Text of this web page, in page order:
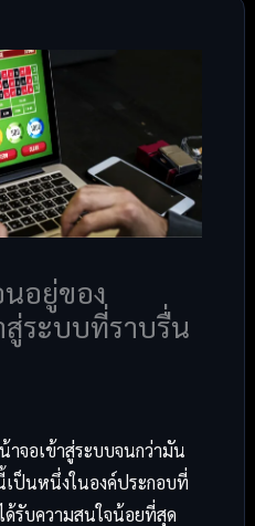
อยู่ของ
ระบบที่ราบรื่น
าจอเข้าสู่ระบบจนกว่ามัน
เป็นหนึ่งในองค์ประกอบที่
รับความสนใจน้อยที่สุด